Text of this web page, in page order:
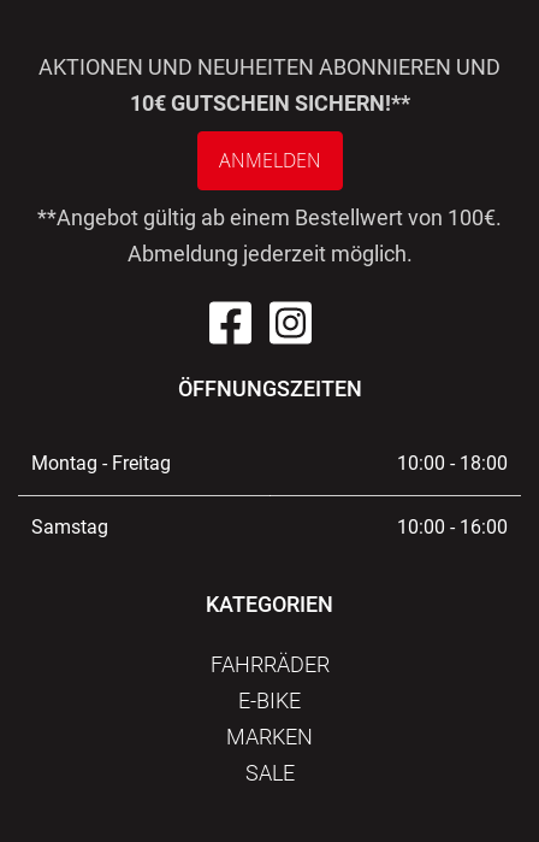
AKTIONEN UND NEUHEITEN ABONNIEREN UND
10€ GUTSCHEIN SICHERN!**
ANMELDEN
**Angebot gültig ab einem Bestellwert von 100€.
Abmeldung jederzeit möglich.
ÖFFNUNGSZEITEN
Montag - Freitag 10:00 - 18:00
Samstag 10:00 - 16:00
KATEGORIEN
FAHRRÄDER
E-BIKE
MARKEN
SALE